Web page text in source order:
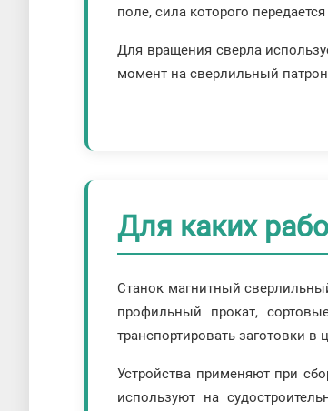
поле, сила которого
Для вращения сверла
момент на сверлильный
Для каких
Станок магнитный
профильный прокат,
транспортировать заготовки в
Устройства применяют при
используют на